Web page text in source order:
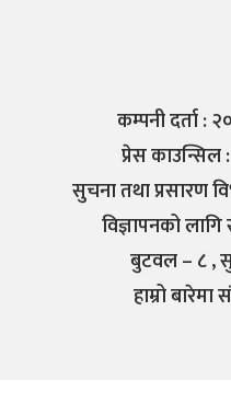
कम्पनी दर्ता :
प्रेस
सुचना तथा प्रसारण
विज्ञापनको
बुटवल – ८ ,
हाम्रो बारेमा